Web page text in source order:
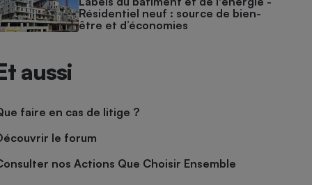
Résidentiel neuf : source de bien-
être et d’économies
aussi
faire en cas de litige ?
le forum
nos Actions Que Choisir Ensemble